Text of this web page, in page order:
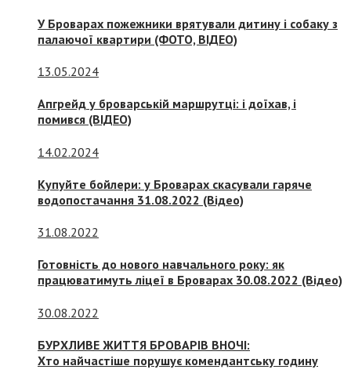
У Броварах пожежники врятували дитину і собаку з
палаючої квартири (ФОТО, ВІДЕО)
13.05.2024
Апгрейд у броварській маршрутці: і доїхав, і
помився (ВІДЕО)
14.02.2024
Купуйте бойлери: у Броварах скасували гаряче
водопостачання 31.08.2022 (Відео)
31.08.2022
Готовність до нового навчального року: як
працюватимуть ліцеї в Броварах 30.08.2022 (Відео)
30.08.2022
БУРХЛИВЕ ЖИТТЯ БРОВАРІВ ВНОЧІ:
Хто найчастіше порушує комендантську годину